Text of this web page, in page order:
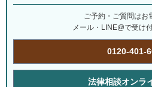
ご予約・ご質問はお
メール・LINE@で受け
0120-401-
法律相談オンラ